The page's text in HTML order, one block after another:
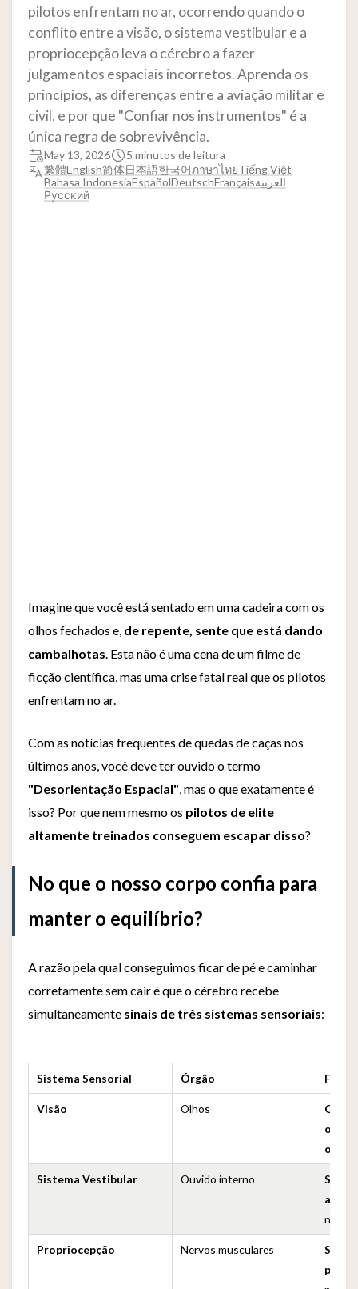
pilotos enfrentam no ar, ocorrendo quando o
conflito entre a visão, o sistema vestibular e a
propriocepção leva o cérebro a fazer
julgamentos espaciais incorretos. Aprenda os
princípios, as diferenças entre a aviação militar e
civil, e por que "Confiar nos instrumentos" é a
única regra de sobrevivência.
May 13, 2026
5 minutos de leitura
繁體English简体日本語한국어ภาษาไทยTiếng Việt
Bahasa IndonesiaEspañolDeutschFrançaisالعربية
Русский
Imagine que você está sentado em uma cadeira com os
olhos fechados e, de repente, sente que está dando
cambalhotas . Esta não é uma cena de um filme de
ficção científica, mas uma crise fatal real que os pilotos
enfrentam no ar.
Com as notícias frequentes de quedas de caças nos
últimos anos, você deve ter ouvido o termo
"Desorientação Espacial" , mas o que exatamente é
isso? Por que nem mesmo os pilotos de elite
altamente treinados conseguem escapar disso?
No que o nosso corpo confia para
manter o equilíbrio?
A razão pela qual conseguimos ficar de pé e caminhar
corretamente sem cair é que o cérebro recebe
simultaneamente sinais de três sistemas sensoriais:
Sistema Sensorial Órgão
Visão Olhos
o
Sistema Vestibular Ouvido interno
nível
Propriocepção Nervos musculares